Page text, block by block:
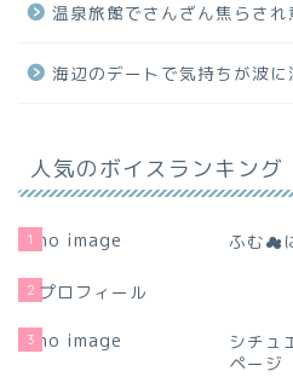
温泉旅館でさんざん焦らされ
海辺のデートで気持ちが波に
人気のボイスランキング
1 ふむ☁
2 プロフィール
3
シチュ
ページ